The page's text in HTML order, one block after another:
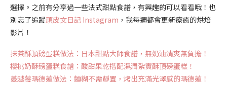
選擇。之前有分享過一些法式甜點食譜，有興趣的可以看看哦！也
別忘了追蹤頑皮文日記 Instagram ，我每週都會更新療癒的烘焙
影片！
抹茶酥頂磅蛋糕做法：日本甜點大師食譜，無奶油清爽無負擔！
櫻桃奶酥磅蛋糕食譜：酸甜果乾搭配濕潤紮實酥頂磅蛋糕！
蔓越莓瑪德蓮做法：麵糊不需靜置，烤出充滿光澤感的瑪德蓮！